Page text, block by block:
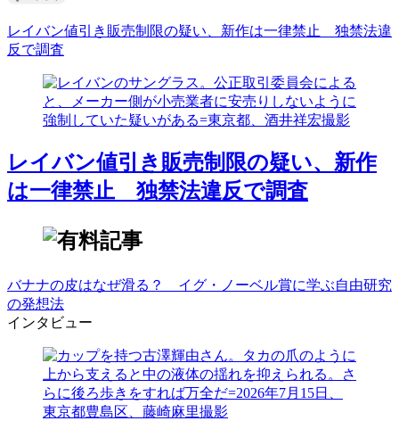
レイバン値引き販売制限の疑い、新作は一律禁止 独禁法違
反で調査
レイバン値引き販売制限の疑い、新作
は一律禁止 独禁法違反で調査
バナナの皮はなぜ滑る？ イグ・ノーベル賞に学ぶ自由研究
の発想法
インタビュー